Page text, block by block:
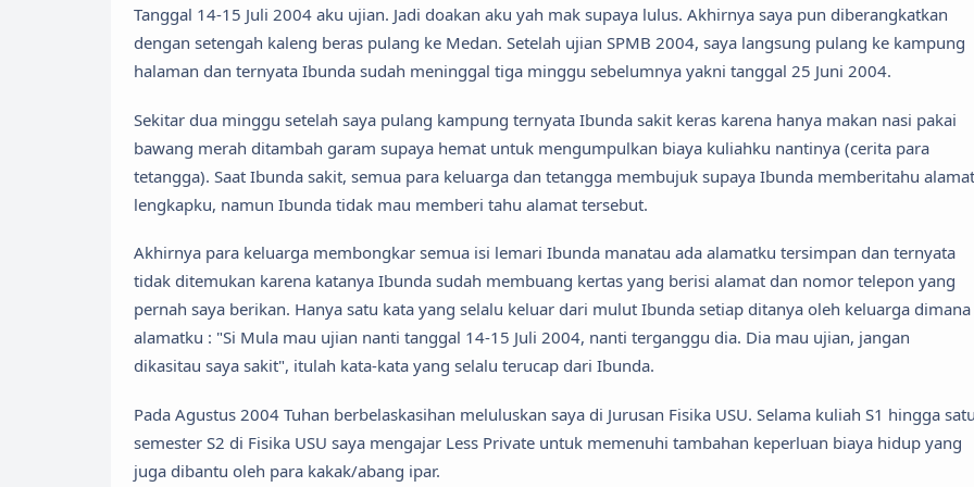
Tanggal 14-15 Juli 2004 aku ujian. Jadi doakan aku yah mak supaya lulus. Akhirnya saya pun diberangkatkan
dengan setengah kaleng beras pulang ke Medan. Setelah ujian SPMB 2004, saya langsung pulang ke kampung
halaman dan ternyata Ibunda sudah meninggal tiga minggu sebelumnya yakni tanggal 25 Juni 2004.
Sekitar dua minggu setelah saya pulang kampung ternyata Ibunda sakit keras karena hanya makan nasi pakai
bawang merah ditambah garam supaya hemat untuk mengumpulkan biaya kuliahku nantinya (cerita para
tetangga). Saat Ibunda sakit, semua para keluarga dan tetangga membujuk supaya Ibunda memberitahu alamat
lengkapku, namun Ibunda tidak mau memberi tahu alamat tersebut.
Akhirnya para keluarga membongkar semua isi lemari Ibunda manatau ada alamatku tersimpan dan ternyata
tidak ditemukan karena katanya Ibunda sudah membuang kertas yang berisi alamat dan nomor telepon yang
pernah saya berikan. Hanya satu kata yang selalu keluar dari mulut Ibunda setiap ditanya oleh keluarga dimana
alamatku : "Si Mula mau ujian nanti tanggal 14-15 Juli 2004, nanti terganggu dia. Dia mau ujian, jangan
dikasitau saya sakit", itulah kata-kata yang selalu terucap dari Ibunda.
Pada Agustus 2004 Tuhan berbelaskasihan meluluskan saya di Jurusan Fisika USU. Selama kuliah S1 hingga
semester S2 di Fisika USU saya mengajar Less Private untuk memenuhi tambahan keperluan biaya hidup yang
juga dibantu oleh para kakak/abang ipar.